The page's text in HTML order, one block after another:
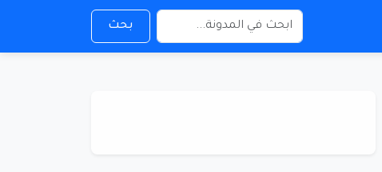
بحث